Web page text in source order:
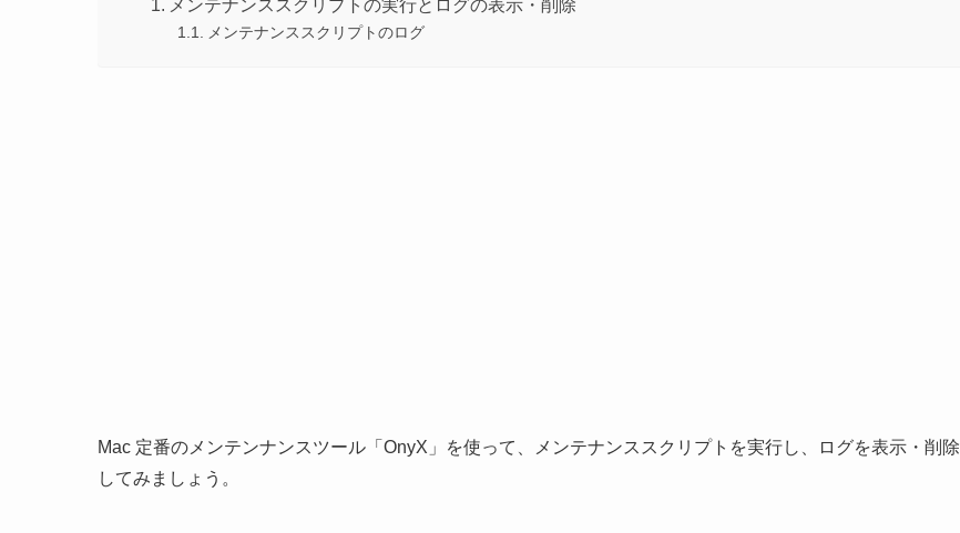
メンテナンススクリプトの実行とログの表示・削除
メンテナンススクリプトのログ
Mac 定番のメンテンナンスツール「OnyX」を使って、メンテナンススクリプトを実行し、ログを表示・削除
してみましょう。